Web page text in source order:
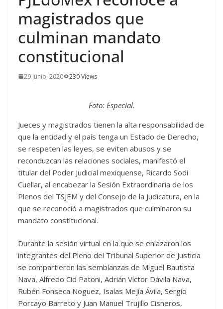
magistrados que
culminan mandato
constitucional
29 junio, 2020 230 Views
Foto: Especial.
Jueces y magistrados tienen la alta responsabilidad de
que la entidad y el país tenga un Estado de Derecho,
se respeten las leyes, se eviten abusos y se
reconduzcan las relaciones sociales, manifestó el
titular del Poder Judicial mexiquense, Ricardo Sodi
Cuellar, al encabezar la Sesión Extraordinaria de los
Plenos del TSJEM y del Consejo de la Judicatura, en la
que se reconoció a magistrados que culminaron su
mandato constitucional.
Durante la sesión virtual en la que se enlazaron los
integrantes del Pleno del Tribunal Superior de Justicia
se compartieron las semblanzas de Miguel Bautista
Nava, Alfredo Cid Patoni, Adrián Víctor Dávila Nava,
Rubén Fonseca Noguez, Isaías Mejía Ávila, Sergio
Porcayo Barreto y Juan Manuel Trujillo Cisneros,